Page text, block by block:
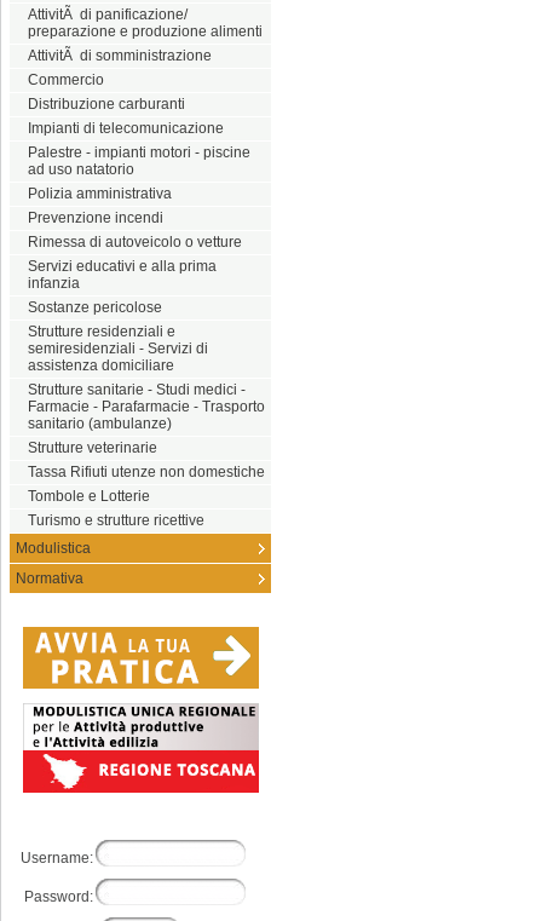
AttivitÃ di panificazione/
preparazione e produzione alimenti
AttivitÃ di somministrazione
Commercio
Distribuzione carburanti
Impianti di telecomunicazione
Palestre - impianti motori - piscine
ad uso natatorio
Polizia amministrativa
Prevenzione incendi
Rimessa di autoveicolo o vetture
Servizi educativi e alla prima
infanzia
Sostanze pericolose
Strutture residenziali e
semiresidenziali - Servizi di
assistenza domiciliare
Strutture sanitarie - Studi medici -
Farmacie - Parafarmacie - Trasporto
sanitario (ambulanze)
Strutture veterinarie
Tassa Rifiuti utenze non domestiche
Tombole e Lotterie
Turismo e strutture ricettive
Modulistica
Normativa
Username:
Password: